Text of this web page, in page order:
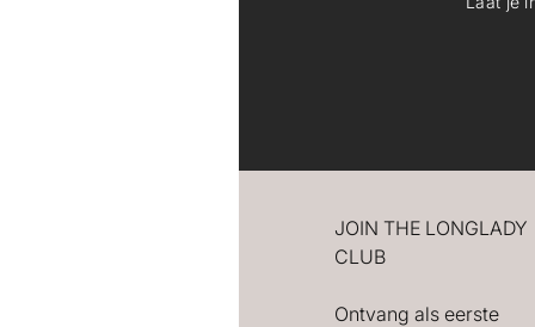
JOIN THE LONGLADY
CLUB
Ontvang als eerste